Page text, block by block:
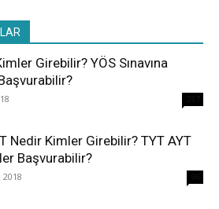
Girebilir? YÖS Sınavına
Nedir Kimler Girebilir? TYT AYT
Başvurabilir?